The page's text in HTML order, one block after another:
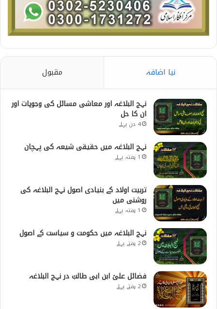
نیا اضافہ مقبول
نہج البلاغہ اور معاشی مسائل کی وجوہات اور
ان کا حل
4 دن پہلے
نہج البلاغہ میں حقیقی شیعہ کی پہچان
1 ہفتہ پہلے
تربیت اولاد کے بنیادی اصول نہج البلاغہ کی
روشنی میں
1 ہفتہ پہلے
نہج البلاغہ میں حکومت و سیاست کے اصول
2 ہفتے پہلے
فضائل علیؑ ابن ابی طالبؑ در نہج البلاغہ
2 ہفتے پہلے